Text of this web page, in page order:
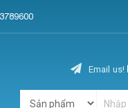
Email us!